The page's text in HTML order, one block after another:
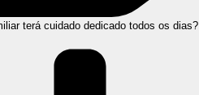
terá cuidado dedicado todos os dias?